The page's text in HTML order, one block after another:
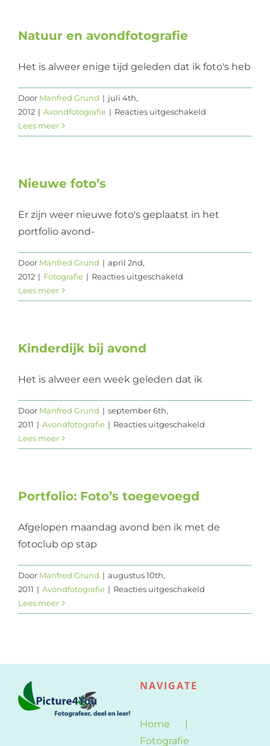
Natuur en avondfotografie
Het is alweer enige tijd geleden dat ik foto's heb
Door Manfred Grund | juli 4th,
2012 | Avondfotografie | Reacties uitgeschakeld
en
Lees meer
Nieuwe foto’s
Er zijn weer nieuwe foto's geplaatst in het
portfolio avond-
Door Manfred Grund | april 2nd,
2012 | Fotografie | Reacties uitgeschakeld
foto’s
Lees meer
Kinderdijk bij avond
Het is alweer een week geleden dat ik
Door Manfred Grund | september 6th,
2011 | Avondfotografie | Reacties uitgeschakeld
bij
Lees meer
Portfolio: Foto’s toegevoegd
Afgelopen maandag avond ben ik met de
fotoclub op stap
Door Manfred Grund | augustus 10th,
2011 | Avondfotografie | Reacties uitgeschakeld
Foto’s
Lees meer
NAVIGATE
Home
Fotografie